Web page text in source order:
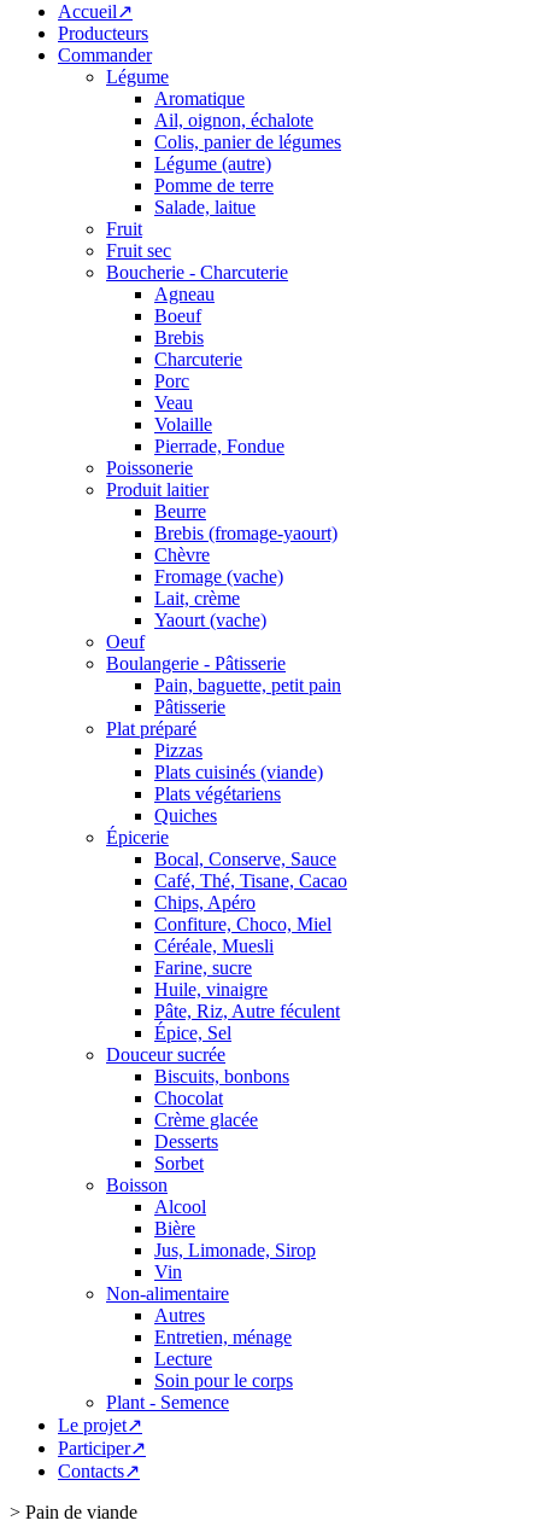
Accueil↗
Producteurs
Commander
Légume
Aromatique
Ail, oignon, échalote
Colis, panier de légumes
Légume (autre)
Pomme de terre
Salade, laitue
Fruit
Fruit sec
Boucherie - Charcuterie
Agneau
Boeuf
Brebis
Charcuterie
Porc
Veau
Volaille
Pierrade, Fondue
Poissonerie
Produit laitier
Beurre
Brebis (fromage-yaourt)
Chèvre
Fromage (vache)
Lait, crème
Yaourt (vache)
Oeuf
Boulangerie - Pâtisserie
Pain, baguette, petit pain
Pâtisserie
Plat préparé
Pizzas
Plats cuisinés (viande)
Plats végétariens
Quiches
Épicerie
Bocal, Conserve, Sauce
Café, Thé, Tisane, Cacao
Chips, Apéro
Confiture, Choco, Miel
Céréale, Muesli
Farine, sucre
Huile, vinaigre
Pâte, Riz, Autre féculent
Épice, Sel
Douceur sucrée
Biscuits, bonbons
Chocolat
Crème glacée
Desserts
Sorbet
Boisson
Alcool
Bière
Jus, Limonade, Sirop
Vin
Non-alimentaire
Autres
Entretien, ménage
Lecture
Soin pour le corps
Plant - Semence
Le projet↗
Participer↗
Contacts↗
> Pain de viande